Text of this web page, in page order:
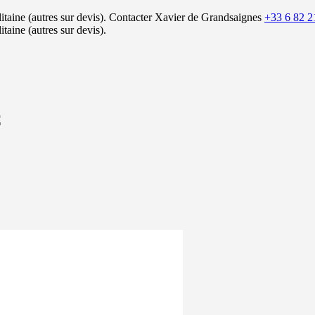
(autres sur devis). Contacter Xavier de Grandsaignes +33 6 82
(autres sur devis).